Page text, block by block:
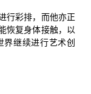
行彩排，而他亦正
恢复身体接触，以
界继续进行艺术创